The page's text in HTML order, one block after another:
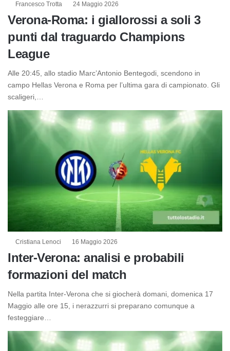
Francesco Trotta 24 Maggio 2026
Verona-Roma: i giallorossi a soli 3
punti dal traguardo Champions
League
Alle 20:45, allo stadio Marc’Antonio Bentegodi, scendono in
campo Hellas Verona e Roma per l’ultima gara di campionato. Gli
scaligeri,…
Cristiana Lenoci 16 Maggio 2026
Inter-Verona: analisi e probabili
formazioni del match
Nella partita Inter-Verona che si giocherà domani, domenica 17
Maggio alle ore 15, i nerazzurri si preparano comunque a
festeggiare…